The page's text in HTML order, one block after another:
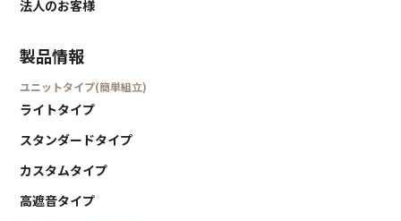
法人のお客様
製品情報
ユニットタイプ(簡単組立)
ライトタイプ
スタンダードタイプ
カスタムタイプ
高遮音タイプ